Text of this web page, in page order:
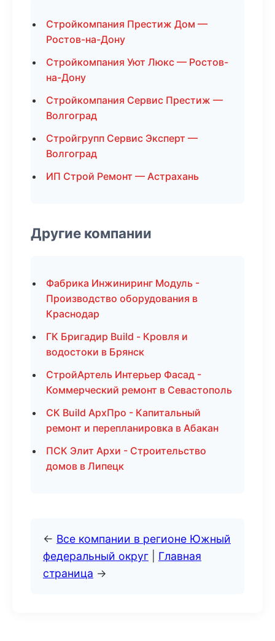
Стройкомпания Престиж Дом —
Ростов-на-Дону
Стройкомпания Уют Люкс — Ростов-
на-Дону
Стройкомпания Сервис Престиж —
Волгоград
Стройгрупп Сервис Эксперт —
Волгоград
ИП Строй Ремонт — Астрахань
Другие компании
Фабрика Инжиниринг Модуль -
Производство оборудования в
Краснодар
ГК Бригадир Build - Кровля и
водостоки в Брянск
СтройАртель Интерьер Фасад -
Коммерческий ремонт в Севастополь
СК Build АрхПро - Капитальный
ремонт и перепланировка в Абакан
ПСК Элит Архи - Строительство
домов в Липецк
← Все компании в регионе Южный
федеральный округ
Главная
страница →